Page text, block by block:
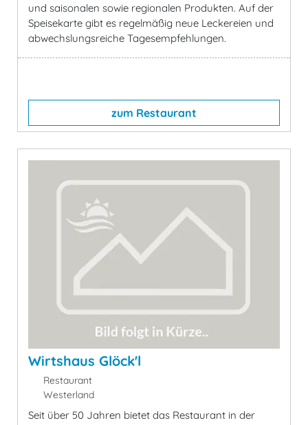
und saisonalen sowie regionalen Produkten. Auf der
Speisekarte gibt es regelmäßig neue Leckereien und
abwechslungsreiche Tagesempfehlungen.
zum Restaurant
Wirtshaus Glöck'l
Restaurant
Westerland
Seit über 50 Jahren bietet das Restaurant in der